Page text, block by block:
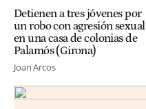
Detienen a tres jóvenes por
un robo con agresión sexual
en una casa de colonias de
Palamós (Girona)
Joan Arcos